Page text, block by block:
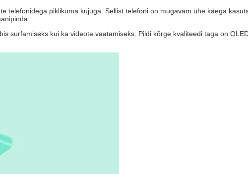
telefonidega piklikuma kujuga. Sellist telefoni on mugavam ühe käega
surfamiseks kui ka videote vaatamiseks. Pildi kõrge kvaliteedi taga on